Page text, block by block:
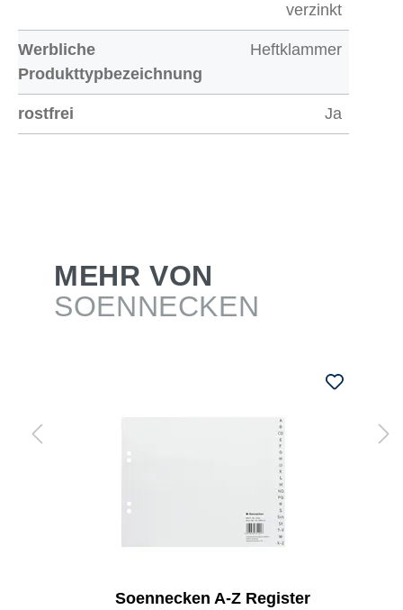
verzinkt
Werbliche
Produkttypbezeichnung
Heftklammer
rostfrei Ja
MEHR VON
SOENNECKEN
Soennecken A-Z Register